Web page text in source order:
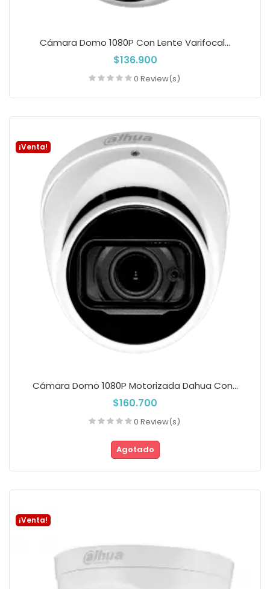
Cámara Domo 1080P Con Lente Varifocal...
$136.900
0 Review(s)
¡Venta!
Cámara Domo 1080P Motorizada Dahua Con...
$160.700
0 Review(s)
Agotado
¡Venta!